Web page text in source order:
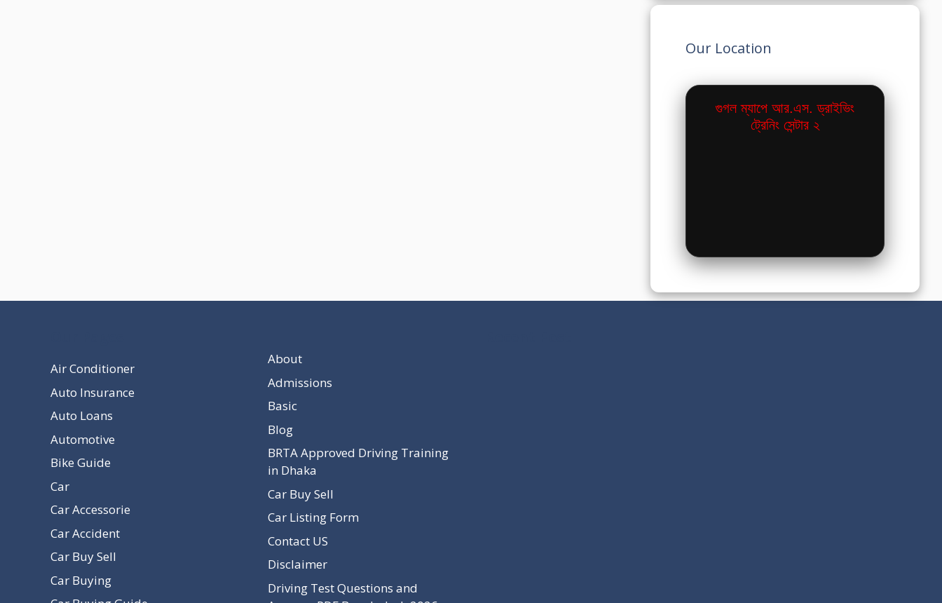
Our Location
গুগল ম্যাপে আর.এস. ড্রাইভিং
ট্রেনিং সেন্টার ২
Air Conditioner
Auto Insurance
Auto Loans
Automotive
Bike Guide
Car
Car Accessorie
Car Accident
Car Buy Sell
Car Buying
About
Admissions
Basic
Blog
BRTA Approved Driving Training
in Dhaka
Car Buy Sell
Car Listing Form
Contact US
Disclaimer
Driving Test Questions and